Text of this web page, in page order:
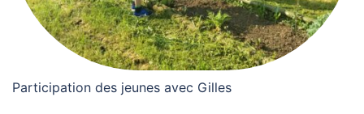
Participation des jeunes avec Gilles